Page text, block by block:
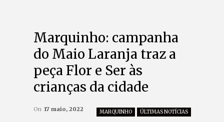
Marquinho: campanha
do Maio Laranja traz a
peça Flor e Ser às
crianças da cidade
MARQUINHO ÚLTIMAS NOTÍCIAS
On 17 maio, 2022